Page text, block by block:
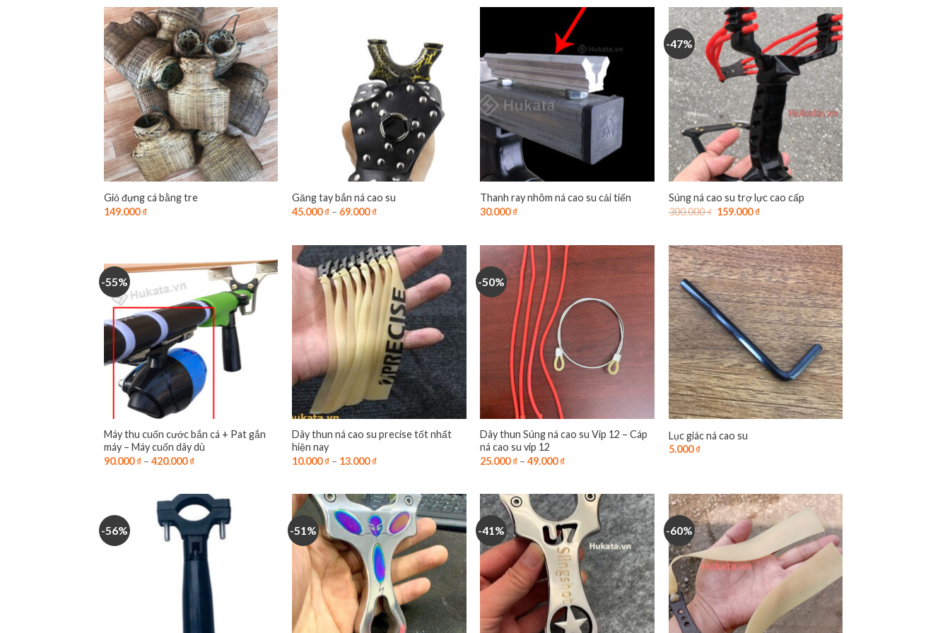
Giỏ đựng cá bằng tre
149.000₫
Găng tay bắn ná cao su
45.000₫ – 69.000₫
Thanh ray nhôm ná cao su cải tiến
30.000₫
-47%
Súng ná cao su trợ lực cao cấp
300.000₫ Giá
159.000₫Giá
159.000 ₫.
-55%
Máy thu cuốn cước bắn cá + Pat gắn
máy – Máy cuốn dây dù
90.000₫– 420.000₫
Dây thun ná cao su precise tốt nhất
hiện nay
10.000₫ – 13.000₫
-50%
Dây thun Súng ná cao su Vip 12 – Cáp
ná cao su vip 12
25.000₫ –49.000₫
Lục giác ná cao su
5.000₫
-56% -51% -41% -60%